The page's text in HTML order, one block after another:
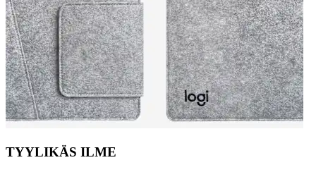
TYYLIKÄS ILME